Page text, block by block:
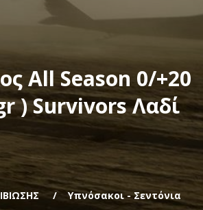
All Season 0/+20
) Survivors Λαδί
Υπνόσακοι - Σεντόνια